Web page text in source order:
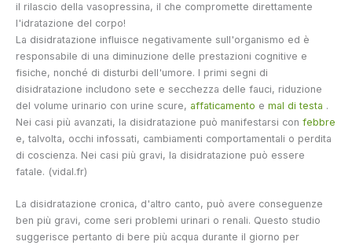
il rilascio della vasopressina, il che compromette direttamente
l'idratazione del corpo!
La disidratazione influisce negativamente sull'organismo ed è
responsabile di una diminuzione delle prestazioni cognitive e
fisiche, nonché di disturbi dell'umore. I primi segni di
disidratazione includono sete e secchezza delle fauci, riduzione
del volume urinario con urine scure, affaticamento e mal di testa .
Nei casi più avanzati, la disidratazione può manifestarsi con febbre
e, talvolta, occhi infossati, cambiamenti comportamentali o perdita
di coscienza. Nei casi più gravi, la disidratazione può essere
fatale. (vidal.fr)
La disidratazione cronica, d'altro canto, può avere conseguenze
ben più gravi, come seri problemi urinari o renali. Questo studio
suggerisce pertanto di bere più acqua durante il giorno per